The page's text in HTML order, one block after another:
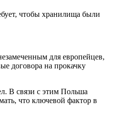
чтобы хранилища были
для европейцев,
договора на прокачку
В связи с этим Польша
что ключевой фактор в